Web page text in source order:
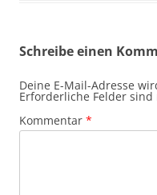
Schreibe einen
Deine E-Mail-Adresse
Erforderliche Felder sind
Kommentar *